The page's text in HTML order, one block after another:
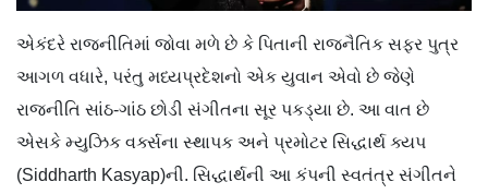
એકંદરે રાજનીતિમાં જોવા મળે છે કે પિતાની રાજનૈતિક સફર પુત્ર
આગળ વધારે, પરંતુ મધ્યપ્રદેશનો એક યુવાન એવો છે જેણે
રાજનીતિ સાંઠ-ગાંઠ છોડી સંગીતના સૂર પકડ્યા છે. આ વાત છે
એસકે મ્યુઝિક વર્ક્સના સ્થાપક અને પ્રમોટર સિદ્ધાર્થ ક્યપ
(Siddharth Kasyap)ની. સિદ્ધાર્થની આ કંપની સ્વતંત્ર સંગીતને